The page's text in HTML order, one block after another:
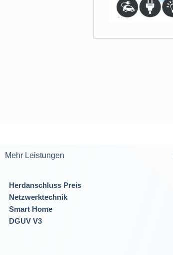
Mehr Leistungen
Herdanschluss Preis
Netzwerktechnik
Smart Home
DGUV V3